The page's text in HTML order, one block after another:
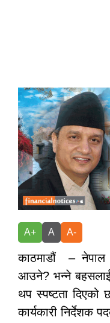
A+ A A-
काठमाडौं – नेपाल
आउने? भन्ने बहसलाई
थप स्पष्टता दिएको
कार्यकारी निर्देशक